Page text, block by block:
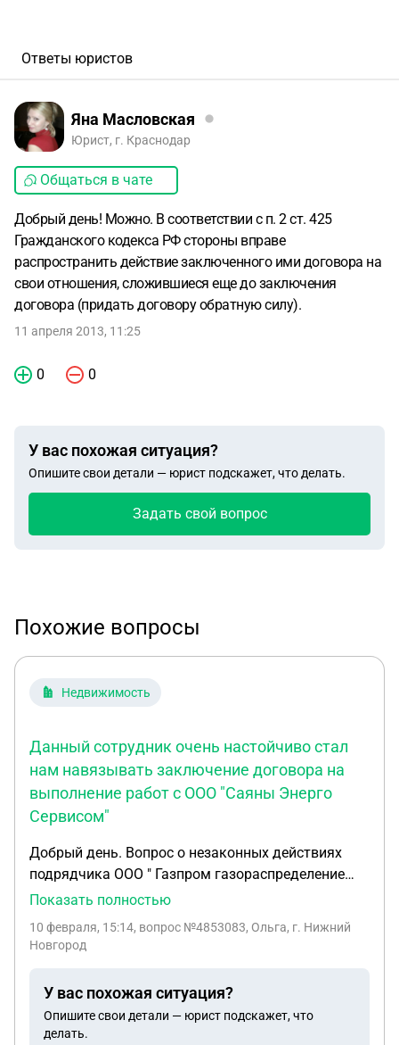
Ответы юристов
Яна Масловская
Юрист, г. Краснодар
Общаться в чате
Добрый день! Можно. В соответствии с п. 2 ст. 425
Гражданского кодекса РФ стороны вправе
распространить действие заключенного ими договора на
свои отношения, сложившиеся еще до заключения
договора (придать договору обратную силу).
11 апреля 2013, 11:25
0 0
У вас похожая ситуация?
Опишите свои детали — юрист подскажет, что делать.
Задать свой вопрос
Похожие вопросы
Недвижимость
Данный сотрудник очень настойчиво стал
нам навязывать заключение договора на
выполнение работ с ООО "Саяны Энерго
Сервисом"
Добрый день. Вопрос о незаконных действиях
подрядчика ООО " Газпром газораспределение
Нижний Новгород" ООО " Саяны Энерго Сервис".
Автозаводском районе г. Н Новгорода дважы
с газовой колонкой. Каждый год к нам приходит
газовая компания для проведения ТО. С 2018
Показать полностью
10 февраля, 15:14, вопрос №4853083, Ольга, г. Нижний
Новгород
У вас похожая ситуация?
Опишите свои детали — юрист подскажет, что
делать.